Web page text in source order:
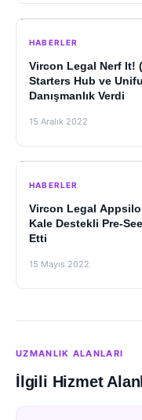
HABERLER
Vircon Legal Nerf It!
Starters Hub ve
Danışmanlık Verdi
15 Aralık 2022
HABERLER
Vircon Legal
Kale Destekli Pre-
Etti
15 Mayıs 2022
UZMANLIK ALANLARI
İlgili Hizmet